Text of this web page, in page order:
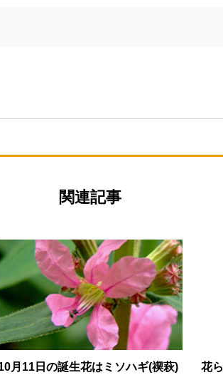
関連記事
月11日の誕生花はミソハギ(禊萩)
花